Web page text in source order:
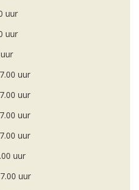
uur
uur
uur
uur
uur
uur
uur
uur